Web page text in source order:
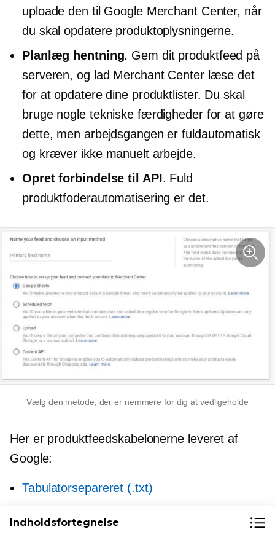
uploade den til Google Merchant Center, når
du skal opdatere produktoplysningerne.
Planlæg hentning. Gem dit produktfeed på
serveren, og lad Merchant Center læse det
for at opdatere dine produktlister. Du skal
bruge nogle tekniske færdigheder for at gøre
dette, men arbejdsgangen er fuldautomatisk
og kræver ikke manuelt arbejde.
Opret forbindelse til API. Fuld
produktfoderautomatisering er det.
Vælg den metode, der er nemmere for dig at vedligeholde
Her er produktfeedskabelonerne leveret af
Google:
Tabulatorsepareret (.txt)
Indholdsfortegnelse